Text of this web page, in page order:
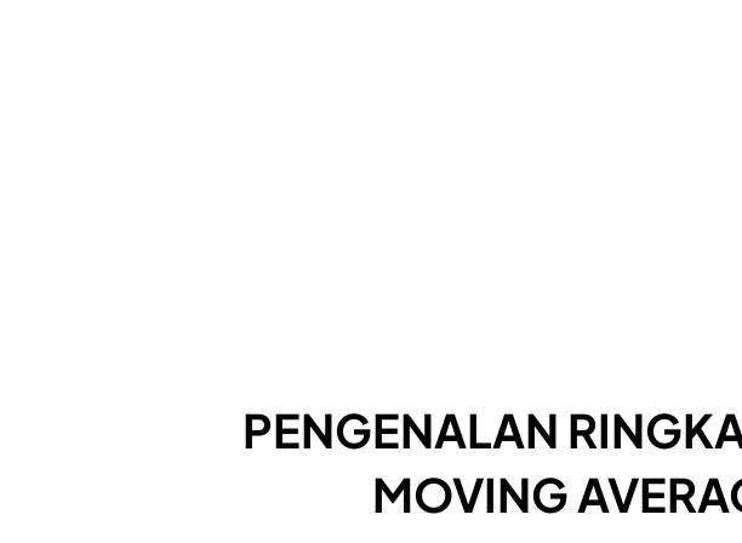
PENGENALAN
MOVING